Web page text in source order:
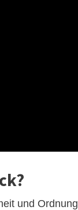
und